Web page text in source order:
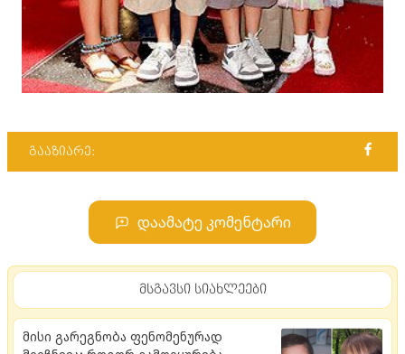
გააზიარე:
დაამატე კომენტარი
მსგავსი სიახლეები
მისი გარეგნობა ფენომენურად